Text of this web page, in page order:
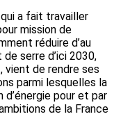
a fait travailler
mission de
réduire d’au
serre d’ici 2030,
vient de rendre ses
parmi lesquelles la
pour et par
de la France